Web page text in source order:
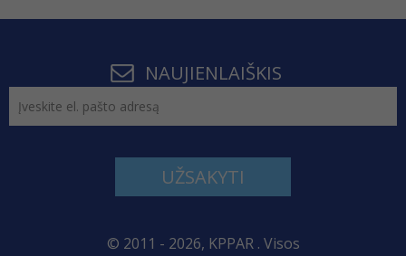
NAUJIENLAIŠKIS
UŽSAKYTI
© 2011 - 2026, KPPAR . Visos